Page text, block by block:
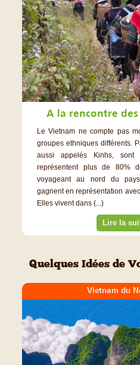
A la rencontre
Le Vietnam ne compte pas
groupes ethniques différents.
aussi appelés Kinhs, sont
représentent plus de 80%
voyageant au nord du
gagnent en représentation
Elles vivent dans (...)
Lire la
Quelques Idées de
Vietnam du